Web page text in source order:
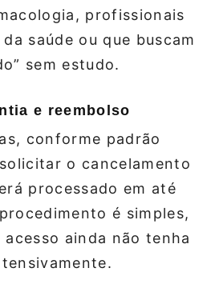
profissionais
saúde ou que buscam
sem estudo.
e reembolso
conforme padrão
o cancelamento
processado em até
é simples,
acesso ainda não tenha